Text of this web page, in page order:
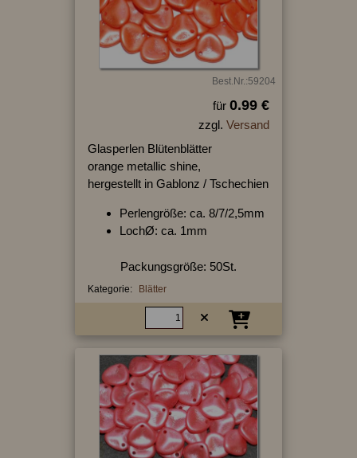
Best.Nr.:59204
für 0.99 €
zzgl. Versand
Glasperlen Blütenblätter
orange metallic shine,
hergestellt in Gablonz / Tschechien
Perlengröße: ca. 8/7/2,5mm
LochØ: ca. 1mm
Packungsgröße: 50St.
Kategorie: Blätter